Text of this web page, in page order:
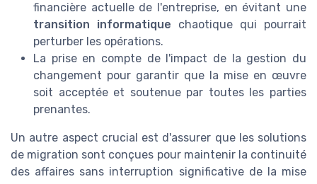
financière actuelle de l'entreprise, en évitant une
transition informatique chaotique qui pourrait
perturber les opérations.
La prise en compte de l'impact de la gestion du
changement pour garantir que la mise en œuvre
soit acceptée et soutenue par toutes les parties
prenantes.
Un autre aspect crucial est d'assurer que les solutions
de migration sont conçues pour maintenir la continuité
des affaires sans interruption significative de la mise